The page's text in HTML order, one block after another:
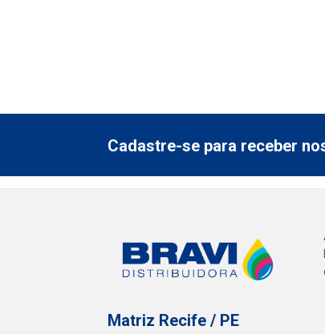
Cadastre-se para receber
Matriz Recife / PE